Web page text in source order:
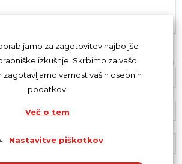
se strinjaš skodeksom komentiranja.
za zagotovitev najboljše
izkušnje. Skrbimo za vašo
zagotavljamo varnost vaših osebnih
podatkov.
Več o tem
Nastavitve piškotkov